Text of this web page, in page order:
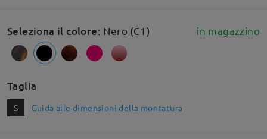
Seleziona il colore: Nero (C1) in magazzino
Taglia
S Guida alle dimensioni della montatura